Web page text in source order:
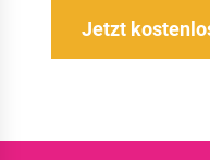
Jetzt